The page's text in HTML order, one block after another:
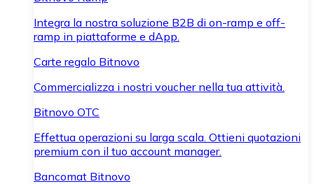
Integra la nostra soluzione B2B di on-ramp e off-
ramp in piattaforme e dApp.
Carte regalo Bitnovo
Commercializza i nostri voucher nella tua attività.
Bitnovo OTC
Effettua operazioni su larga scala. Ottieni quotazioni
premium con il tuo account manager.
Bancomat Bitnovo